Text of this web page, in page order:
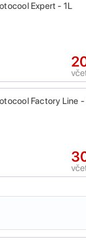
Expert - 1L
Factory Line -